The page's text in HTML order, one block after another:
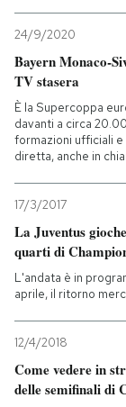
24/9/2020
Bayern Monaco-
TV stasera
È la Supercoppa
davanti a circa
formazioni ufficiali e
diretta, anche in
17/3/2017
La Juventus
quarti di
L'andata è in
aprile, il ritorno
12/4/2018
Come vedere in
delle semifinali di